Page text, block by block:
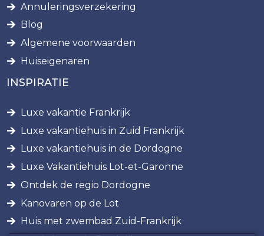
Annuleringsverzekering
Blog
Algemene voorwaarden
Huiseigenaren
INSPIRATIE
Luxe vakantie Frankrijk
Luxe vakantiehuis in Zuid Frankrijk
Luxe vakantiehuis in de Dordogne
Luxe Vakantiehuis Lot-et-Garonne
Ontdek de regio Dordogne
Kanovaren op de Lot
Huis met zwembad Zuid-Frankrijk